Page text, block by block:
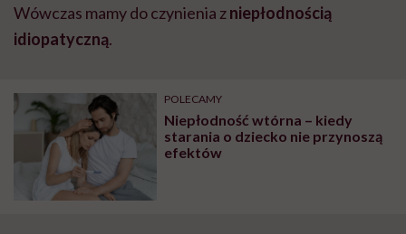
Wówczas mamy do czynienia zniepłodnością
idiopatyczną.
POLECAMY
Niepłodność wtórna – kiedy
starania o dziecko nie przynoszą
efektów